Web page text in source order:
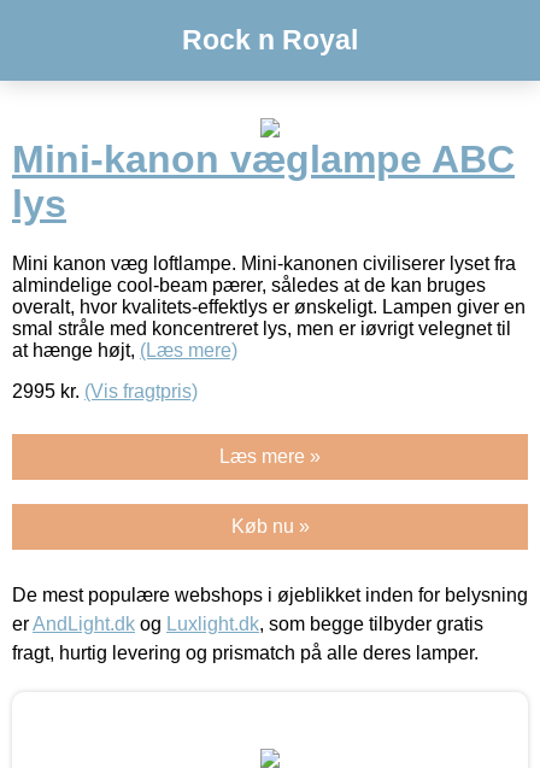
Rock n Royal
Mini-kanon væglampe ABC
lys
Mini kanon væg loftlampe. Mini-kanonen civiliserer lyset fra
almindelige cool-beam pærer, således at de kan bruges
overalt, hvor kvalitets-effektlys er ønskeligt. Lampen giver en
smal stråle med koncentreret lys, men er iøvrigt velegnet til
at hænge højt, (Læs mere)
2995 kr. (Vis fragtpris)
Læs mere »
Køb nu »
De mest populære webshops i øjeblikket inden for belysning
erAndLight.dk og Luxlight.dk, som begge tilbyder gratis
fragt, hurtig levering og prismatch på alle deres lamper.